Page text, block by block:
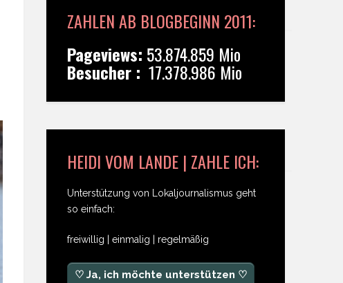
ZAHLEN AB BLOGBEGINN 2011:
Pageviews: 53.874.859 Mio
Besucher : 17.378.986 Mio
HEIDI VOM LANDE | ZAHLE ICH:
Unterstützung von Lokaljournalismus geht
so einfach:
freiwillig | einmalig | regelmäßig
♡ Ja, ich möchte unterstützen ♡